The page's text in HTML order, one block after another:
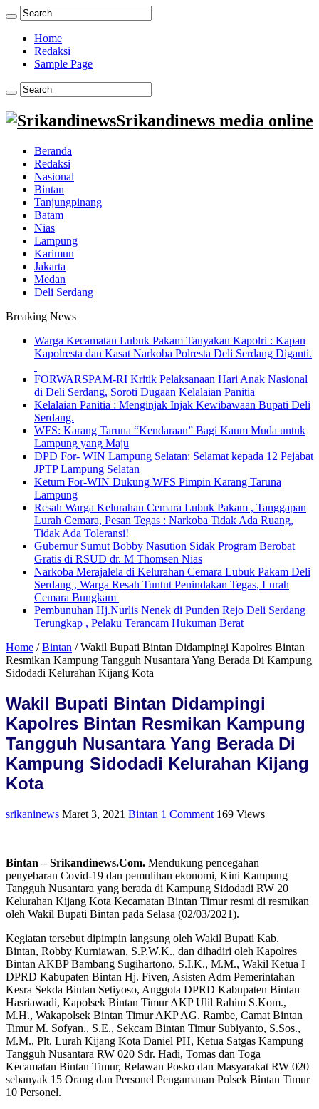
Home
Redaksi
Sample Page
Srikandinews media online
Beranda
Redaksi
Nasional
Bintan
Tanjungpinang
Batam
Nias
Lampung
Karimun
Jakarta
Medan
Deli Serdang
Breaking News
Warga Kecamatan Lubuk Pakam Tanyakan Kapolri : Kapan
Kapolresta dan Kasat Narkoba Polresta Deli Serdang Diganti.
FORWARSPAM-RI Kritik Pelaksanaan Hari Anak Nasional
di Deli Serdang, Soroti Dugaan Kelalaian Panitia
Kelalaian Panitia : Menginjak Injak Kewibawaan Bupati Deli
Serdang.
WFS: Karang Taruna “Kendaraan” Bagi Kaum Muda untuk
Lampung yang Maju
DPD For- WIN Lampung Selatan: Selamat kepada 12 Pejabat
JPTP Lampung Selatan
Ketum For-WIN Dukung WFS Pimpin Karang Taruna
Lampung
Resah Warga Kelurahan Cemara Lubuk Pakam , Tanggapan
Lurah Cemara, Pesan Tegas : Narkoba Tidak Ada Ruang,
Tidak Ada Toleransi!
Gubernur Sumut Bobby Nasution Sidak Program Berobat
Gratis di RSUD dr. M Thomsen Nias
Narkoba Merajalela di Kelurahan Cemara Lubuk Pakam Deli
Serdang , Warga Resah Tuntut Penindakan Tegas, Lurah
Cemara Bungkam
Pembunuhan Hj.Nurlis Nenek di Punden Rejo Deli Serdang
Terungkap , Pelaku Terancam Hukuman Berat
Home / Bintan / Wakil Bupati Bintan Didampingi Kapolres Bintan
Resmikan Kampung Tangguh Nusantara Yang Berada Di Kampung
Sidodadi Kelurahan Kijang Kota
Wakil Bupati Bintan Didampingi
Kapolres Bintan Resmikan Kampung
Tangguh Nusantara Yang Berada Di
Kampung Sidodadi Kelurahan Kijang
Kota
srikaninews Maret 3, 2021 Bintan 1 Comment 169 Views
Bintan – Srikandinews.Com. Mendukung pencegahan
penyebaran Covid-19 dan pemulihan ekonomi, Kini Kampung
Tangguh Nusantara yang berada di Kampung Sidodadi RW 20
Kelurahan Kijang Kota Kecamatan Bintan Timur resmi di resmikan
oleh Wakil Bupati Bintan pada Selasa (02/03/2021).
Kegiatan tersebut dipimpin langsung oleh Wakil Bupati Kab.
Bintan, Robby Kurniawan, S.P.W.K., dan dihadiri oleh Kapolres
Bintan AKBP Bambang Sugihartono, S.I.K., M.M., Wakil Ketua I
DPRD Kabupaten Bintan Hj. Fiven, Asisten Adm Pemerintahan
Kesra Sekda Bintan Setiyoso, Anggota DPRD Kabupaten Bintan
Hasriawadi, Kapolsek Bintan Timur AKP Ulil Rahim S.Kom.,
M.H., Wakapolsek Bintan Timur AKP AG. Rambe, Camat Bintan
Timur M. Sofyan., S.E., Sekcam Bintan Timur Subiyanto, S.Sos.,
M.M., Plt. Lurah Kijang Kota Daniel PH, Ketua Satgas Kampung
Tangguh Nusantara RW 020 Sdr. Hadi, Tomas dan Toga
Kecamatan Bintan Timur, Relawan Posko dan Masyarakat RW 020
sebanyak 15 Orang dan Personel Pengamanan Polsek Bintan Timur
10 Personel.